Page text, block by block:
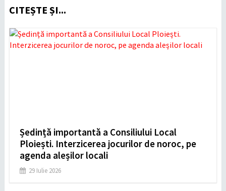
CITEȘTE ȘI...
Ședință importantă a Consiliului Local
Ploiești. Interzicerea jocurilor de noroc, pe
agenda aleșilor locali
29 Iulie 2026